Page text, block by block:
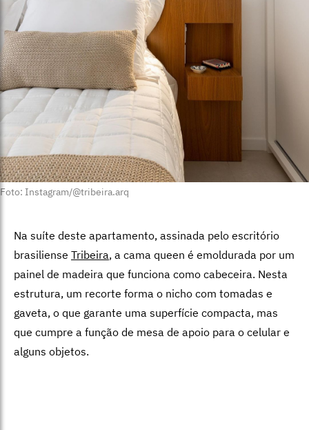
Foto: Instagram/@tribeira.arq
Na suíte deste apartamento, assinada pelo escritório
brasiliense Tribeira, a cama queen é emoldurada por um
painel de madeira que funciona como cabeceira. Nesta
estrutura, um recorte forma o nicho com tomadas e
gaveta, o que garante uma superfície compacta, mas
que cumpre a função de mesa de apoio para o celular e
alguns objetos.